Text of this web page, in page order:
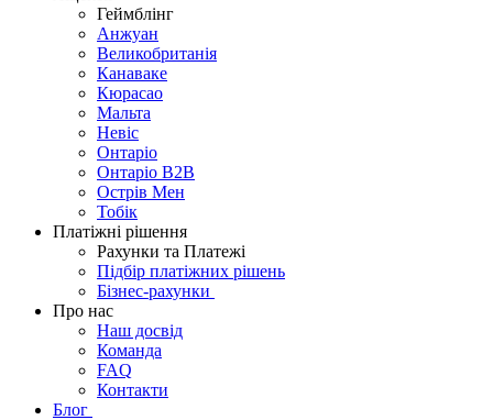
Геймблінг
Анжуан
Великобританія
Канаваке
Кюрасао
Мальта
Невіс
Онтаріо
Онтаріо B2B
Острів Мен
Тобік
Платіжні рішення
Рахунки та Платежі
Підбір платіжних рішень
Бізнес-рахунки
Про нас
Наш досвід
Команда
FAQ
Контакти
Блог